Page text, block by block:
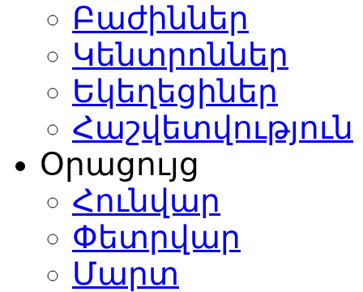
Բաժիններ
Կենտրոններ
Եկեղեցիներ
Հաշվետվություն
Օրացույց
Հունվար
Փետրվար
Մարտ